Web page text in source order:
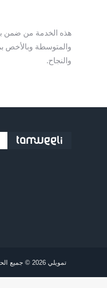
هذه الخدمة من ضمن
والمتوسطة وبالأخص
والنجاح.
تمويلي 2026 © جميع الحقوق محفوظة